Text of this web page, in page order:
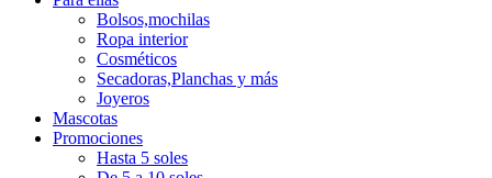
Bolsos,mochilas
Ropa interior
Cosméticos
Secadoras,Planchas y más
Joyeros
Mascotas
Promociones
Hasta 5 soles